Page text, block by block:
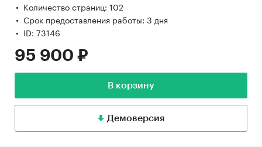
Количество страниц: 102
Срок предоставления работы: 3 дня
ID: 73146
95 900 ₽
В корзину
Демоверсия